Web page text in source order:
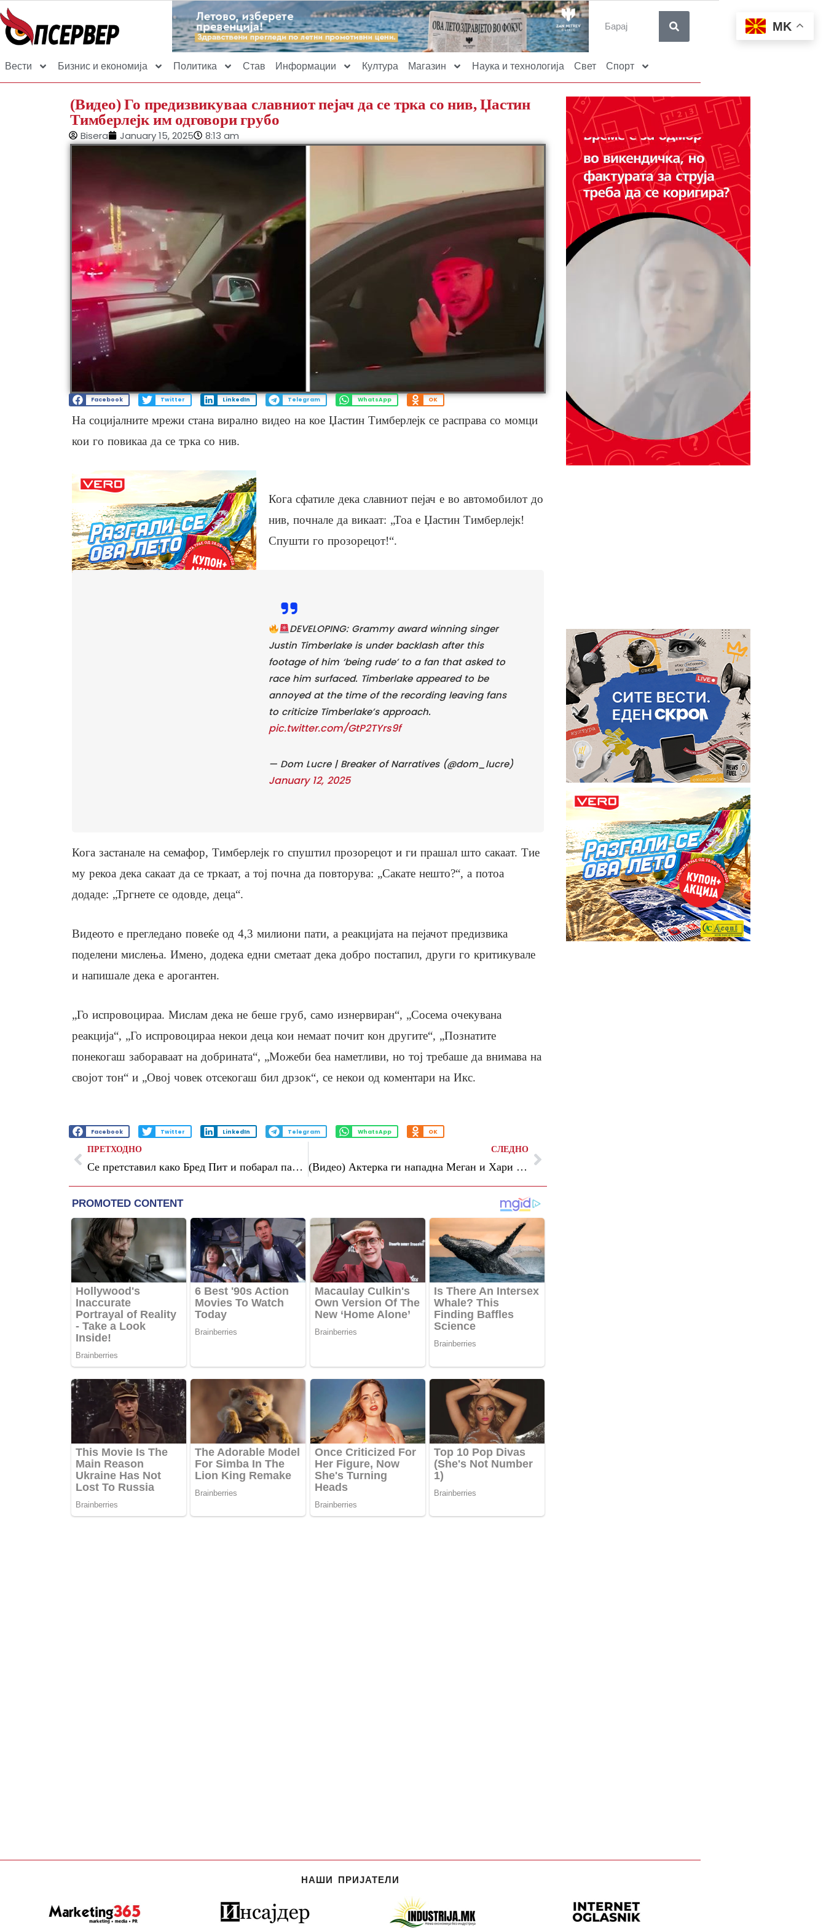
Вести Бизнис и економија Политика Став Информации Култура Магазин Наука и технологија Свет Спорт
(Видео) Го предизвикуваа славниот пејач да се трка со нив, Џастин
Тимберлејк им одговори грубо
Bisera January 15, 2025 8:13 am
Facebook Twitter LinkedIn Telegram WhatsApp OK
На социјалните мрежи стана вирално видео на кое Џастин Тимберлејк се расправа со момци
кои го повикаа да се трка со нив.
Кога сфатиле дека славниот пејач е во автомобилот до
нив, почнале да викаат: „Тоа е Џастин Тимберлејк!
Спушти го прозорецот!“.
DEVELOPING: Grammy award winning singer
Justin Timberlake is under backlash after this
footage of him ‘being rude’ to a fan that asked to
race him surfaced. Timberlake appeared to be
annoyed at the time of the recording leaving fans
to criticize Timberlake’s approach.
pic.twitter.com/GtP2TYrs9f
— Dom Lucre | Breaker of Narratives (@dom_lucre)
January 12, 2025
Кога застанале на семафор, Тимберлејк го спуштил прозорецот и ги прашал што сакаат. Тие
му рекоа дека сакаат да се тркаат, а тој почна да повторува: „Сакате нешто?“, а потоа
додаде: „Тргнете се одовде, деца“.
Видеото е прегледано повеќе од 4,3 милиони пати, а реакцијата на пејачот предизвика
поделени мислења. Имено, додека едни сметаат дека добро постапил, други го критикувале
и напишале дека е арогантен.
„Го испровоцираа. Мислам дека не беше груб, само изнервиран“, „Сосема очекувана
реакција“, „Го испровоцираа некои деца кои немаат почит кон другите“, „Познатите
понекогаш забораваат на добрината“, „Можеби беа наметливи, но тој требаше да внимава на
својот тон“ и „Овој човек отсекогаш бил дрзок“, се некои од коментари на Икс.
Facebook Twitter LinkedIn Telegram WhatsApp OK
ПРЕТХОДНО
Се претставил како Бред Пит и побарал пари за лекување: му уплатила 830.000 евра
СЛЕДНО
(Видео) Актерка ги нападна Меган и Хари поради фотографиите на кои ги тешат жртвите во Лос Анџелес: „Тие се туристи“
НАШИ ПРИЈАТЕЛИ
MK